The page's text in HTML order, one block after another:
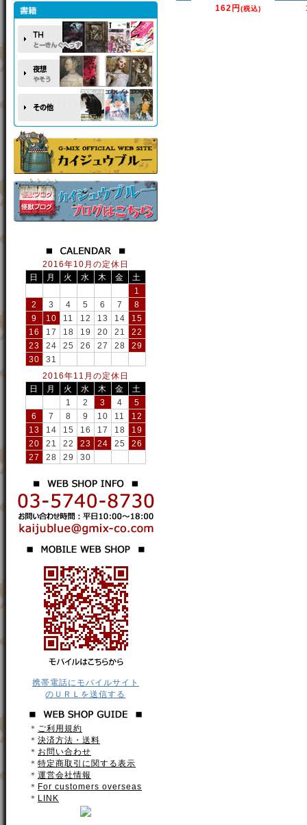
2016年10月の定休日
日
月 火 水 木 金
土
1
2
3 4 5 6 7
8
9
10 11 12 13 14
15
16
17 18 19 20 21
22
23
24 25 26 27 28
29
30
31
2016年11月の定休日
日
月 火 水 木 金
土
1
2 3 4
5
6
7 8 9 10 11
12
13
14 15 16 17 18
19
20
21 22 23 24 25
26
27
28 29 30
携帯電話にモバイルサイト
のＵＲＬを送信する
＊ ご利用規約
＊ 決済方法・送料
＊ お問い合わせ
＊ 特定商取引に関する表示
＊ 運営会社情報
＊ For customers overseas
＊ LINK
162円(税込)